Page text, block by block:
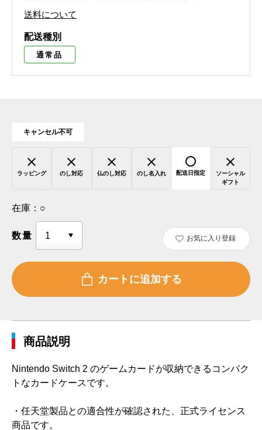
送料について
配送種別
通常品
キャンセル不可
ラッピング のし対応 仏のし対応 のし名入れ 配送日指定
ソーシャル
ギフト
在庫： ○
数量 お気に入り登録
商品説明
Nintendo Switch 2 のゲームカードが収納できるコンパク
トなカードケースです。
・任天堂製品との適合性が確認された、正式ライセンス
商品です。